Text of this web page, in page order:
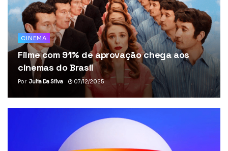
CINEMA
Filme com 91% de aprovação chega aos
cinemas do Brasil
Por Julia Da Silva 07/12/2025